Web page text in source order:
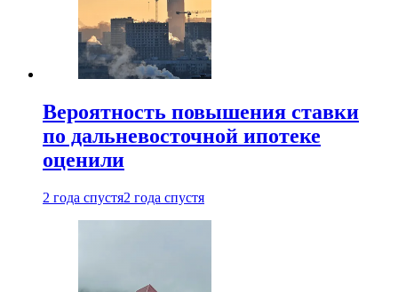
Вероятность повышения ставки
по дальневосточной ипотеке
оценили
2 года спустя2 года спустя